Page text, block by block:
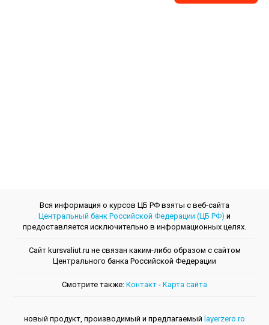
Вся информация о курсов ЦБ РФ взяты с веб-сайта
Центральный банк Российской Федерации (ЦБ РФ) и
предоставляется исключительно в информационных целях.
Сайт kursvaliut.ru не связан каким-либо образом с сайтом
Центрального банкa Российской Федерации
Смотрите также: Контакт - Kарта сайта
новый продукт, производимый и предлагаемый layerzero.ro